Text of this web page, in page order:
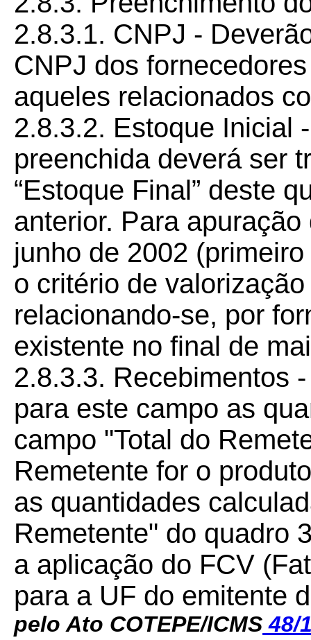
2.8.3.1. CNPJ -
CNPJ dos
aqueles relacionados
2.8.3.2. Estoque Inicial
preenchida deverá ser
“Estoque Final” deste
anterior. Para
junho de 2002
o critério de
relacionando-se, por
existente no final de
2.8.3.3. Recebimentos
para este campo as
campo "Total do
Remetente for o
as quantidades
Remetente" do quadro
a aplicação do FCV
para a UF do emitente
pelo Ato COTEPE/ICMS 48/